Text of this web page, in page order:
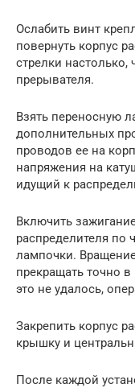
Ослабить винт
повернуть корпус
стрелки
прерывателя.
Взять переносную
дополнительных
проводов ее на
напряжения на
идущий к
Включить
распределителя по
лампочки.
прекращать точно
это не удалось,
Закрепить корпус
крышку и
После каждой